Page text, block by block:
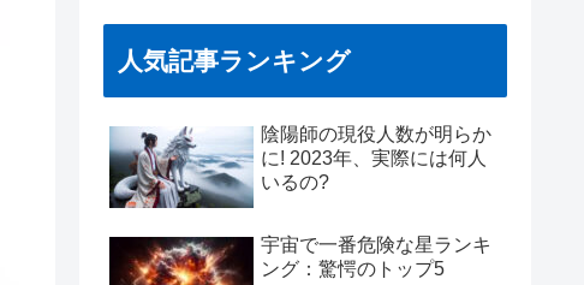
人気記事ランキング
陰陽師の現役人数が明らか
に! 2023年、実際には何人
いるの?
宇宙で一番危険な星ランキ
ング：驚愕のトップ5